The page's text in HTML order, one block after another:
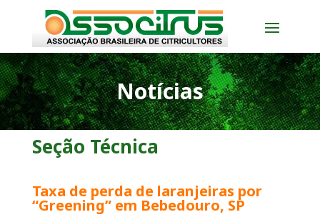
Notícias
Seção Técnica
Taxa de perda de laranjeiras por
“Greening” em Bebedouro, SP